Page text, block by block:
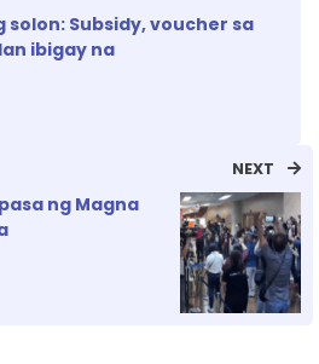
solon: Subsidy, voucher sa
ibigay na
NEXT
ng Magna